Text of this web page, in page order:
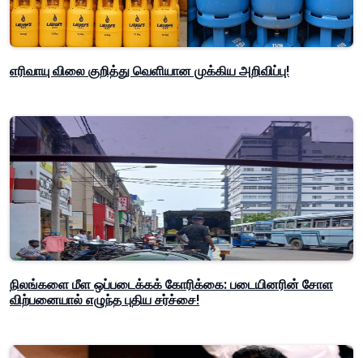
எரிவாயு விலை குறித்து வெளியான முக்கிய அறிவிப்பு!
நிலங்களை மீள ஒப்படைக்கக் கோரிக்கை: படையினரின் சோள
விற்பனையால் எழுந்த புதிய சர்ச்சை!